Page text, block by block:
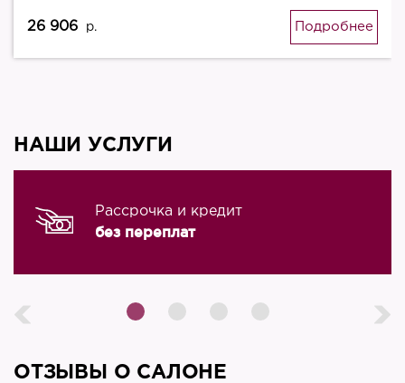
26 906 р. Подробнее
НАШИ УСЛУГИ
Рассрочка и кредит
без переплат
ОТЗЫВЫ О САЛОНЕ